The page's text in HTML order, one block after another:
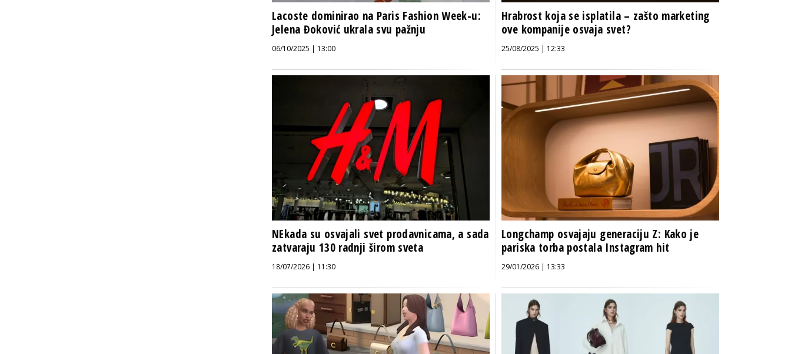
Lacoste dominirao na Paris Fashion Week-u:
Jelena Đoković ukrala svu pažnju
06/10/2025 | 13:00
Hrabrost koja se isplatila – zašto marketing
ove kompanije osvaja svet?
25/08/2025 | 12:33
NEkada su osvajali svet prodavnicama, a sada
zatvaraju 130 radnji širom sveta
18/07/2026 | 11:30
Longchamp osvajaju generaciju Z: Kako je
pariska torba postala Instagram hit
29/01/2026 | 13:33